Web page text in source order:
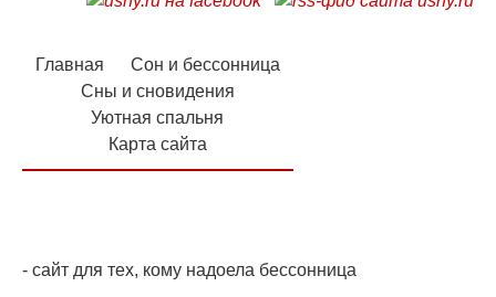
Главная
Сон и бессонница
Сны и сновидения
Уютная спальня
Карта сайта
logo_small.png
- сайт для тех, кому надоела бессонница